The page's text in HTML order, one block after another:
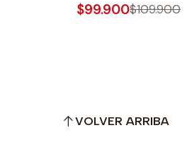
$99.900$109.900
VOLVER ARRIBA